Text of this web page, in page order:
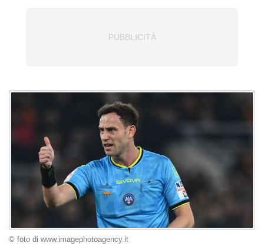
© foto di www.imagephotoagency.it